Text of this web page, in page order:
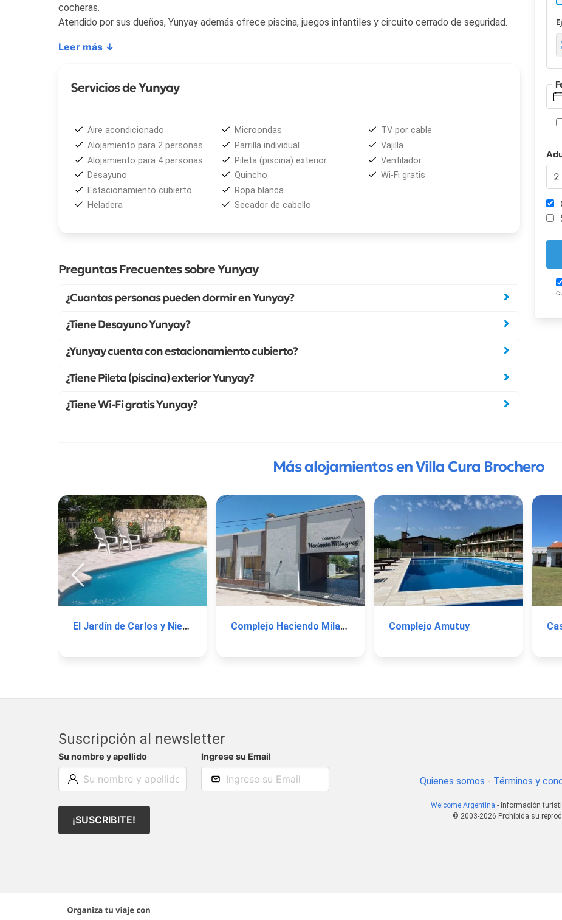
cocheras.
Atendido por sus dueños, Yunyay además ofrece piscina, juegos infantiles y circuito cerrado de seguridad.
Leer más ↓
Servicios de Yunyay
Aire acondicionado
Alojamiento para 2 personas
Alojamiento para 4 personas
Desayuno
Estacionamiento cubierto
Heladera
Microondas
Parrilla individual
Pileta (piscina) exterior
Quincho
Ropa blanca
Secador de cabello
TV por cable
Vajilla
Ventilador
Wi-Fi gratis
Preguntas Frecuentes sobre Yunyay
¿Cuantas personas pueden dormir en Yunyay?
¿Tiene Desayuno Yunyay?
¿Yunyay cuenta con estacionamiento cubierto?
¿Tiene Pileta (piscina) exterior Yunyay?
¿Tiene Wi-Fi gratis Yunyay?
Más alojamientos en Villa Cura Brochero
El Jardín de Carlos y Nieves Complejo Haciendo Milagros Complejo Amutuy
Suscripción al newsletter
Su nombre y apellido Ingrese su Email
¡SUSCRIBITE!
Quienes somos - Términos y
Welcome Argentina - Información
© 2003-2026 Prohibida su